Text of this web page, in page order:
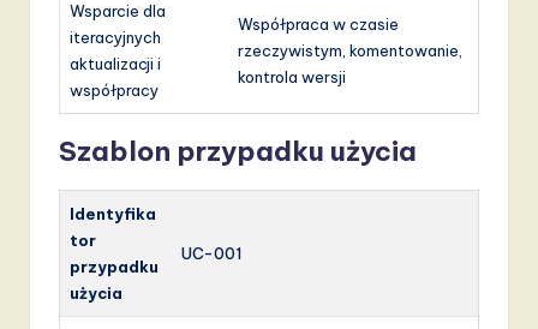
Wsparcie dla
iteracyjnych
aktualizacji i
współpracy
Współpraca w czasie
rzeczywistym, komentowanie,
kontrola wersji
Szablon przypadku użycia
Identyfika
tor
przypadku
użycia
UC-001